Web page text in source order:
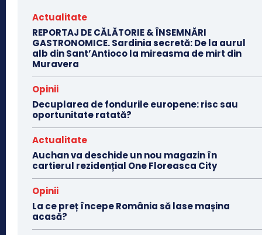
Actualitate
REPORTAJ DE CĂLĂTORIE & ÎNSEMNĂRI
GASTRONOMICE. Sardinia secretă: De la aurul
alb din Sant’Antioco la mireasma de mirt din
Muravera
Opinii
Decuplarea de fondurile europene: risc sau
oportunitate ratată?
Actualitate
Auchan va deschide un nou magazin în
cartierul rezidențial One Floreasca City
Opinii
La ce preț începe România să lase mașina
acasă?